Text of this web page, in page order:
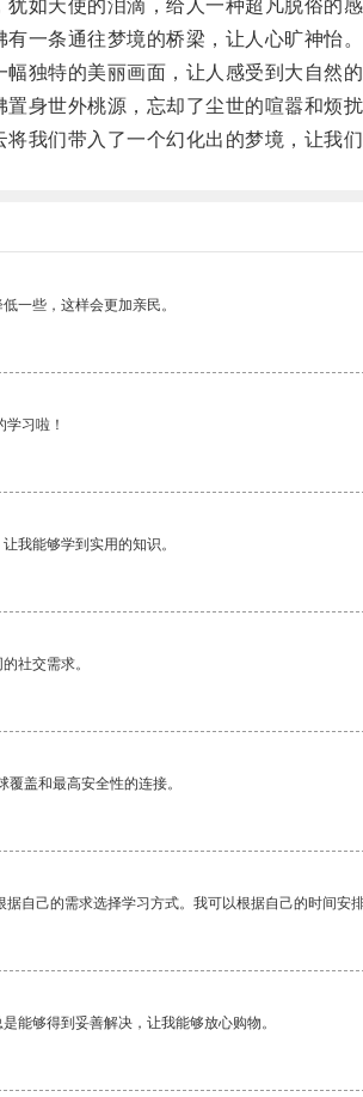
天使的泪滴，给人一种超凡脱俗的感
条通往梦境的桥梁，让人心旷神怡。
特的美丽画面，让人感受到大自然的
世外桃源，忘却了尘世的喧嚣和烦扰
们带入了一个幻化出的梦境，让我们
一些，这样会更加亲民。
习啦！
我能够学到实用的知识。
社交需求。
盖和最高安全性的连接。
自己的需求选择学习方式。我可以根据自己的时间安排
能够得到妥善解决，让我能够放心购物。